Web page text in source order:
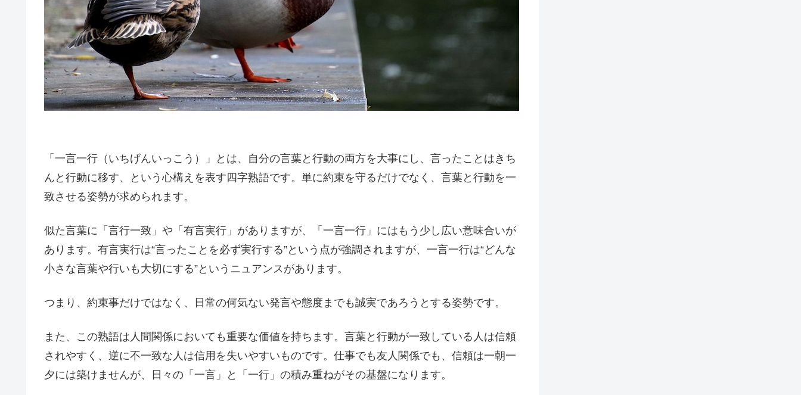
「一言一行（いちげんいっこう）」とは、自分の言葉と行動の両方を大事にし、言ったことはきち
んと行動に移す、という心構えを表す四字熟語です。単に約束を守るだけでなく、言葉と行動を一
致させる姿勢が求められます。
似た言葉に「言行一致」や「有言実行」がありますが、「一言一行」にはもう少し広い意味合いが
あります。有言実行は“言ったことを必ず実行する”という点が強調されますが、一言一行は“どんな
小さな言葉や行いも大切にする”というニュアンスがあります。
つまり、約束事だけではなく、日常の何気ない発言や態度までも誠実であろうとする姿勢です。
また、この熟語は人間関係においても重要な価値を持ちます。言葉と行動が一致している人は信頼
されやすく、逆に不一致な人は信用を失いやすいものです。仕事でも友人関係でも、信頼は一朝一
夕には築けませんが、日々の「一言」と「一行」の積み重ねがその基盤になります。